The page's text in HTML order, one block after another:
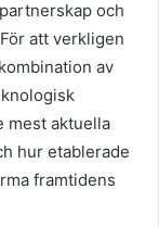
och
att verkligen
av
mest aktuella
hur etablerade
framtidens